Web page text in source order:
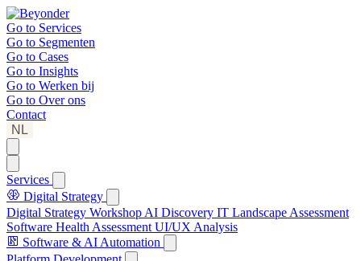
Go to Services
Go to Segmenten
Go to Cases
Go to Insights
Go to Werken bij
Go to Over ons
Contact
NL
Services
Digital Strategy
Digital Strategy Workshop AI Discovery IT Landscape Assessment
Software Health Assessment UI/UX Analysis
Software & AI Automation